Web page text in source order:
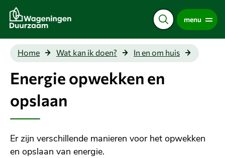
Direct
naar
de
content
menu
Home Wat kan ik doen? In en om huis
Energie
Energie opwekken en
opslaan
Er zijn verschillende manieren voor het opwekken
en opslaan van energie.